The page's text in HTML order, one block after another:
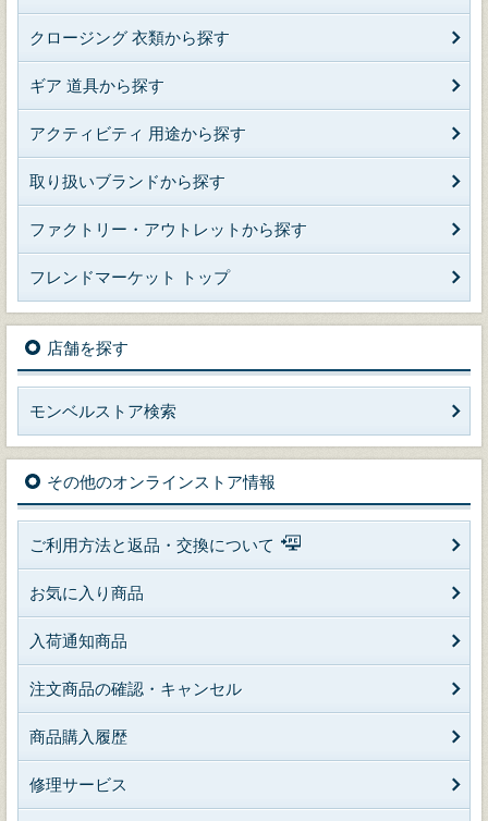
クロージング 衣類から探す
ギア 道具から探す
アクティビティ 用途から探す
取り扱いブランドから探す
ファクトリー・アウトレットから探す
フレンドマーケット トップ
店舗を探す
モンベルストア検索
その他のオンラインストア情報
ご利用方法と返品・交換について
お気に入り商品
入荷通知商品
注文商品の確認・キャンセル
商品購入履歴
修理サービス